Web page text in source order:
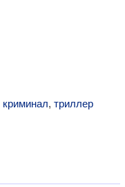
криминал, триллер